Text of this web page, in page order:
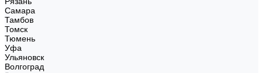
Самара
Тамбов
Томск
Тюмень
Уфа
Ульяновск
Волгоград